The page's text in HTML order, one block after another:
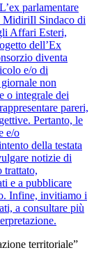
L’ex parlamentare
MidiriIl Sindaco di
Affari Esteri,
dell’Ex
diventa
e/o di
non
o integrale dei
pareri,
Pertanto, le
e/o
della testata
notizie di
trattato,
e a pubblicare
Infine, invitiamo i
a consultare più
territoriale”